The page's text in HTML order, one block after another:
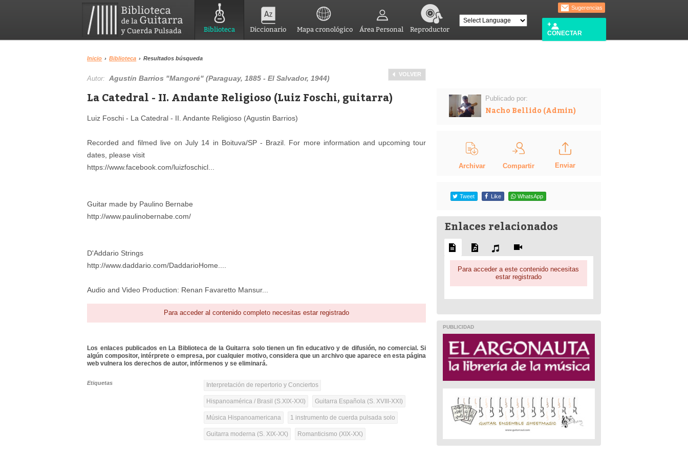
Biblioteca Diccionario Mapa cronológico Área Personal Reproductor
Sugerencias
CONECTAR
Inicio › Biblioteca › Resultados búsqueda
VOLVER
Autor:Agustín Barrios "Mangoré" (Paraguay, 1885 - El Salvador, 1944)
La Catedral - II. Andante Religioso (Luiz Foschi, guitarra)
Luiz Foschi - La Catedral - II. Andante Religioso (Agustin Barrios)
Recorded and filmed live on July 14 in Boituva/SP - Brazil. For more information and upcoming tour
dates, please visit
https://www.facebook.com/luizfoschicl...
Guitar made by Paulino Bernabe
http://www.paulinobernabe.com/
D'Addario Strings
http://www.daddario.com/DaddarioHome....
Audio and Video Production: Renan Favaretto Mansur...
Para acceder al contenido completo necesitas estar registrado
Los enlaces publicados en La Biblioteca de la Guitarra solo tienen un fin educativo y de difusión, no comercial. Si
algún compositor, intérprete o empresa, por cualquier motivo, considera que un archivo que aparece en esta página
web vulnera los derechos de autor, infórmenos y se eliminará.
Etiquetas Interpretación de repertorio y Conciertos
Hispanoamérica / Brasil (S.XIX-XXI) Guitarra Española (S. XVIII-XXI)
Música Hispanoamericana 1 instrumento de cuerda pulsada solo
Guitarra moderna (S. XIX-XX) Romanticismo (XIX-XX)
Publicado por:
Nacho Bellido (Admin)
Archivar Compartir Enviar
Tweet Like WhatsApp
Enlaces relacionados
Para acceder a este contenido necesitas
estar registrado
PUBLICIDAD